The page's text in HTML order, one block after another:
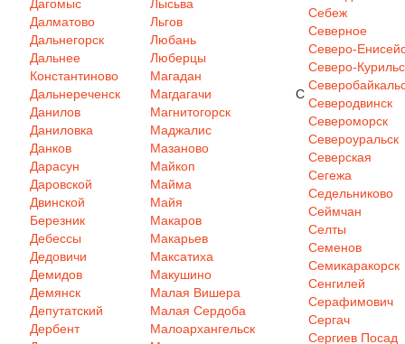
Дагомыс
Далматово
Дальнегорск
Дальнее
Константиново
Дальнереченск
Данилов
Даниловка
Данков
Дарасун
Даровской
Двинской
Березник
Дебессы
Дедовичи
Демидов
Демянск
Депутатский
Дербент
Лысьва
Льгов
Любань
Люберцы
Магадан
Магдагачи
Магнитогорск
Маджалис
Мазаново
Майкоп
Майма
Майя
Макаров
Макарьев
Максатиха
Макушино
Малая Вишера
Малая Сердоба
Малоархангельск
С
Себеж
Северное
Северо-
Северо-
Северодвинск
Североморск
Североуральск
Северская
Сегежа
Седельниково
Сеймчан
Селты
Семенов
Семикаракорск
Сенгилей
Серафимович
Сергач
Сергиев Посад